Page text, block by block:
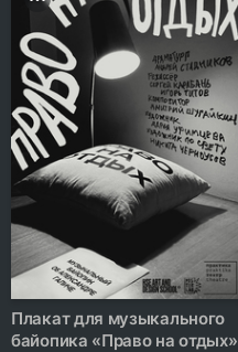
Плакат для музыкального
байопика «Право на отдых»